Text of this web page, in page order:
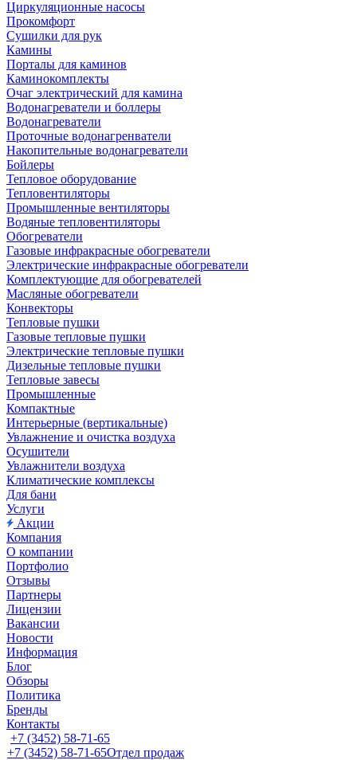
Циркуляционные насосы
Прокомфорт
Сушилки для рук
Камины
Порталы для каминов
Каминокомплекты
Очаг электрический для камина
Водонагреватели и боллеры
Водонагреватели
Проточные водонагренватели
Накопительные водонагреватели
Бойлеры
Тепловое оборудование
Тепловентиляторы
Промышленные вентиляторы
Водяные тепловентиляторы
Обогреватели
Газовые инфракрасные обогреватели
Электрические инфракрасные обогреватели
Комплектующие для обогревателей
Масляные обогреватели
Конвекторы
Тепловые пушки
Газовые тепловые пушки
Электрические тепловые пушки
Дизельные тепловые пушки
Тепловые завесы
Промышленные
Компактные
Интерьерные (вертикальные)
Увлажнение и очистка воздуха
Осушители
Увлажнители воздуха
Климатические комплексы
Для бани
Услуги
Акции
Компания
О компании
Портфолио
Отзывы
Партнеры
Лицензии
Вакансии
Новости
Информация
Блог
Обзоры
Политика
Бренды
Контакты
+7 (3452) 58-71-65
+7 (3452) 58-71-65Отдел продаж